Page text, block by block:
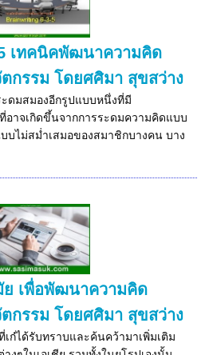
เทคนิคพัฒนาความคิด
กรรม โดยศศิมา สุขสว่าง
ะดมสมองอีกรูปแบบหนึ่งที่มี
อาจเกิดขึ้นจากการระดมความคิดแบบ
บไม่สม่ำเสมอของสมาชิกบางคน บาง
ย เพื่อพัฒนาความคิด
กรรม โดยศศิมา สุขสว่าง
ก๋ได้รับทราบและค้นคว้ามาเพิ่มเติม